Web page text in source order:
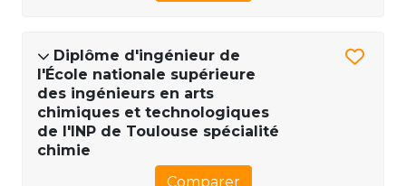
Diplôme d'ingénieur de
l'École nationale supérieure
des ingénieurs en arts
chimiques et technologiques
de l'INP de Toulouse spécialité
chimie
Comparer